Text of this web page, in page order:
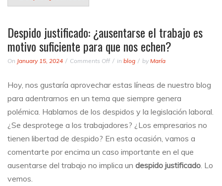
Despido justificado: ¿ausentarse el trabajo es
motivo suficiente para que nos echen?
On January 15, 2024 Comments Offon
justificado:
¿ausentarse
el
trabajo
motivo
suficiente
para
nos
in blog by María
Hoy, nos gustaría aprovechar estas líneas de nuestro blog
para adentrarnos en un tema que siempre genera
polémica. Hablamos de los despidos y la legislación laboral.
¿Se desprotege a los trabajadores? ¿Los empresarios no
tienen libertad de despido? En esta ocasión, vamos a
comentarte por encima un caso importante en el que
ausentarse del trabajo no implica un despido justificado. Lo
vemos.